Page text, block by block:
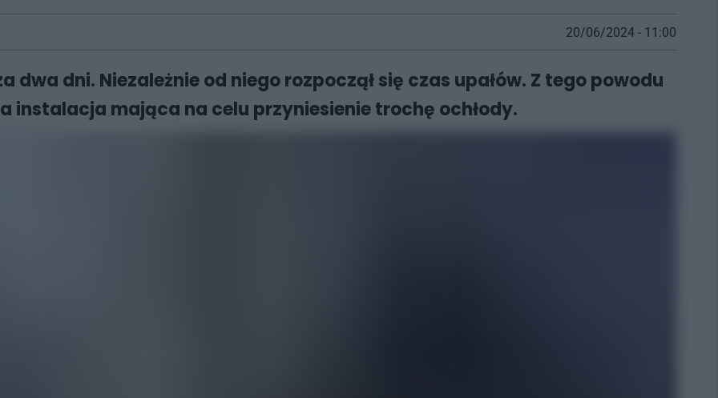
20/06/2024 - 11:00
dni. Niezależnie od niego rozpoczął się czas upałów. Z tego powodu
instalacja mająca na celu przyniesienie trochę ochłody.